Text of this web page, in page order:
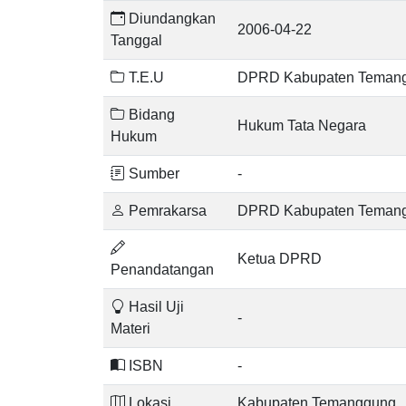
Diundangkan
Tanggal
2006-04-22
T.E.U DPRD Kabupaten
Bidang
Hukum
Hukum Tata Negara
Sumber -
Pemrakarsa DPRD Kabupaten
Penandatangan
Ketua DPRD
Hasil Uji
Materi
-
ISBN -
Lokasi Kabupaten Temanggung